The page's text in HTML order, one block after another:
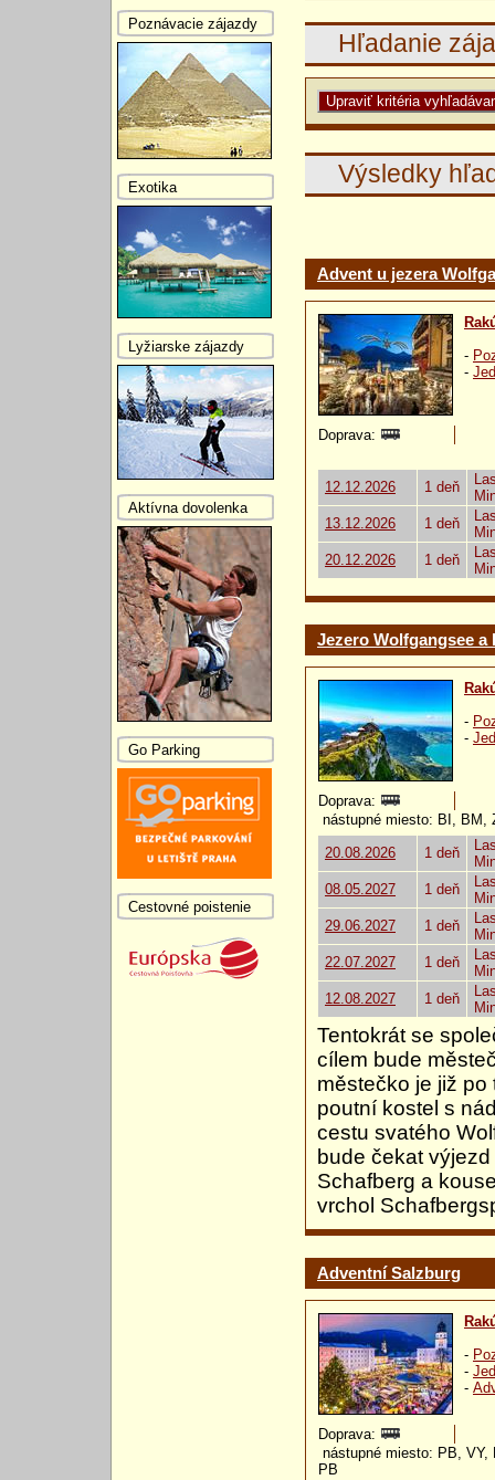
Hľadanie
Výsledky
Advent u jezera
-
-
Doprava:
12.12.2026 1 deň
13.12.2026
1 deň
20.12.2026
1 deň
Jezero Wolfgangsee
-
-
Doprava:
nástupné miesto: BI, BM,
20.08.2026
1 deň
08.05.2027
1 deň
29.06.2027
1 deň
22.07.2027
1 deň
12.08.2027
1 deň
Tentokrát se
cílem bude
městečko je již
poutní kostel s
cestu svatého
bude čekat
Schafberg a
vrchol
Adventní Salzburg
-
-
-
Doprava:
nástupné miesto: PB,
PB
Poznávacie zájazdy
Exotika
Lyžiarske zájazdy
Aktívna dovolenka
Go Parking
Cestovné poistenie